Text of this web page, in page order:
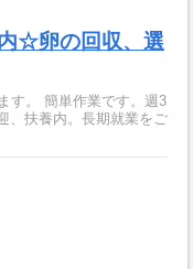
☆卵の回収、選
す。 簡単作業です。週3
、扶養内。長期就業をご